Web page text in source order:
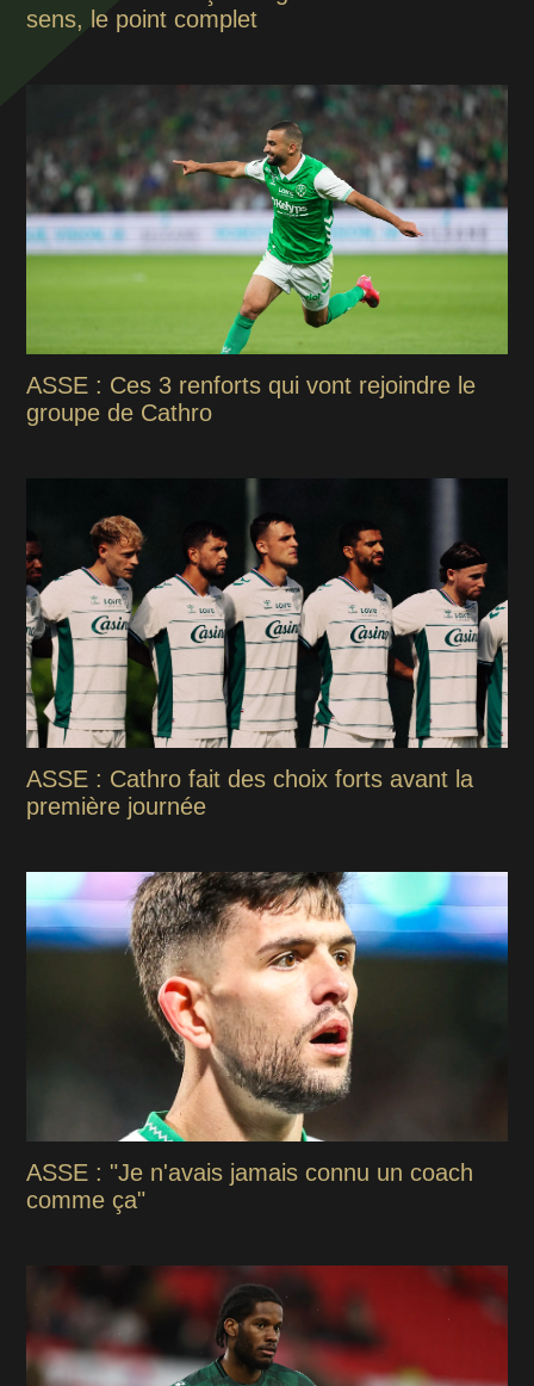
sens, le point complet
ASSE : Ces 3 renforts qui vont rejoindre le
groupe de Cathro
ASSE : Cathro fait des choix forts avant la
première journée
ASSE : "Je n'avais jamais connu un coach
comme ça"